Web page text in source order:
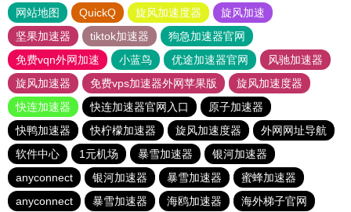
网站地图 QuickQ 旋风加速度器
旋风加速
坚果加速器
tiktok加速器
狗急加速器官网
免费vqn外网加速
小蓝鸟 优途加速器官网
风驰加速器
旋风加速器
免费vps加速器外网苹果版
旋风加速度器
快连加速器
快连加速器官网入口
原子加速器
快鸭加速器
快柠檬加速器 旋风加速度器
外网网址导航
软件中心
1元机场 暴雪加速器
银河加速器
anyconnect
银河加速器 暴雪加速器
蜜蜂加速器
anyconnect
暴雪加速器 海鸥加速器 海外梯子官网